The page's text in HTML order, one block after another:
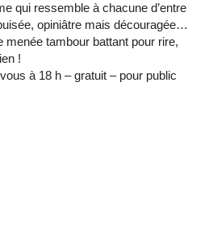
qui ressemble à chacune d’entre
opiniâtre mais découragée…
menée tambour battant pour rire,
!
à 18 h – gratuit – pour public